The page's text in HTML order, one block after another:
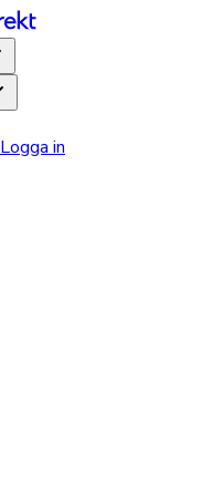
Logga in